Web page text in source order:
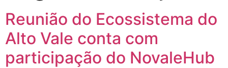
Reunião do Ecossistema do
Alto Vale conta com
participação do NovaleHub